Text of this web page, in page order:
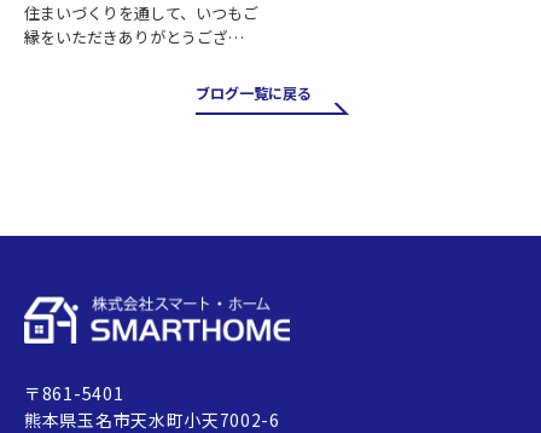
住まいづくりを通して、いつもご
縁をいただきありがとうござい
期間を夏季休業とさせていただ
きます。 ■休業期間 8月12日
ブログ一覧に戻る
〒861-5401
熊本県玉名市天水町小天7002-6